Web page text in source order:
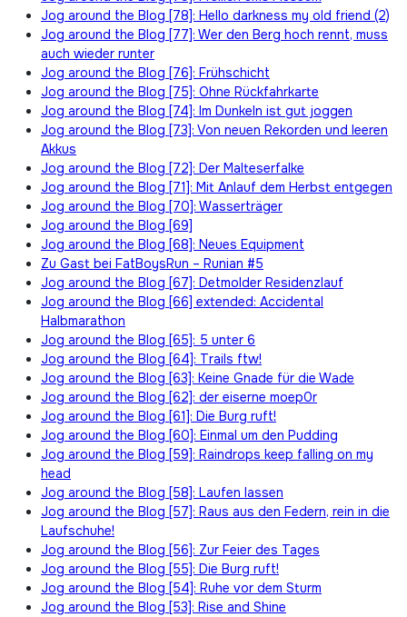
Jog around the Blog [78]: Hello darkness my old friend (2)
Jog around the Blog [77]: Wer den Berg hoch rennt, muss
auch wieder runter
Jog around the Blog [76]: Frühschicht
Jog around the Blog [75]: Ohne Rückfahrkarte
Jog around the Blog [74]: Im Dunkeln ist gut joggen
Jog around the Blog [73]: Von neuen Rekorden und leeren
Akkus
Jog around the Blog [72]: Der Malteserfalke
Jog around the Blog [71]: Mit Anlauf dem Herbst entgegen
Jog around the Blog [70]: Wasserträger
Jog around the Blog [69]
Jog around the Blog [68]: Neues Equipment
Zu Gast bei FatBoysRun – Runian #5
Jog around the Blog [67]: Detmolder Residenzlauf
Jog around the Blog [66] extended: Accidental
Halbmarathon
Jog around the Blog [65]: 5 unter 6
Jog around the Blog [64]: Trails ftw!
Jog around the Blog [63]: Keine Gnade für die Wade
Jog around the Blog [62]: der eiserne moep0r
Jog around the Blog [61]: Die Burg ruft!
Jog around the Blog [60]: Einmal um den Pudding
Jog around the Blog [59]: Raindrops keep falling on my
head
Jog around the Blog [58]: Laufen lassen
Jog around the Blog [57]: Raus aus den Federn, rein in die
Laufschuhe!
Jog around the Blog [56]: Zur Feier des Tages
Jog around the Blog [55]: Die Burg ruft!
Jog around the Blog [54]: Ruhe vor dem Sturm
Jog around the Blog [53]: Rise and Shine